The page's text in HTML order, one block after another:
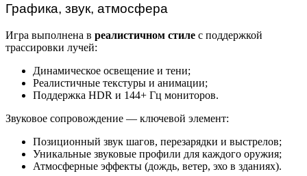
Графика, звук, атмосфера
Игра выполнена в реалистичном стиле с поддержкой
трассировки лучей:
Динамическое освещение и тени;
Реалистичные текстуры и анимации;
Поддержка HDR и 144+ Гц мониторов.
Звуковое сопровождение — ключевой элемент:
Позиционный звук шагов, перезарядки и выстрелов;
Уникальные звуковые профили для каждого оружия;
Атмосферные эффекты (дождь, ветер, эхо в зданиях).